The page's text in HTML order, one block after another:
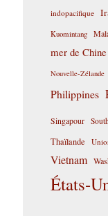
indopacifique
Kuomintang
mer de
Nouvelle-Zélande
Philippines
Singapour
Thaïlande
Vietnam
États-